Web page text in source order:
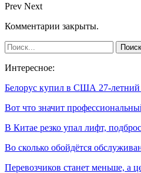
Prev Next
Комментарии закрыты.
Интересное:
Белорус купил в США 27-
Вот что значит
В Китае резко упал лифт,
Во сколько обойдётся
Перевозчиков станет меньше, а